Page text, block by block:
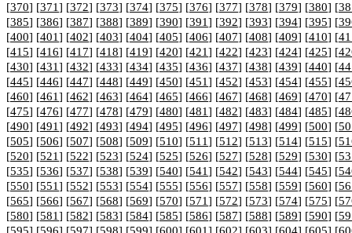
[370] [371] [372] [373] [374] [375] [376] [377] [378] [379] [380] [
[385] [386] [387] [388] [389] [390] [391] [392] [393] [394] [395] [
[400] [401] [402] [403] [404] [405] [406] [407] [408] [409] [410] [
[415] [416] [417] [418] [419] [420] [421] [422] [423] [424] [425] [
[430] [431] [432] [433] [434] [435] [436] [437] [438] [439] [440] [
[445] [446] [447] [448] [449] [450] [451] [452] [453] [454] [455] [
[460] [461] [462] [463] [464] [465] [466] [467] [468] [469] [470] [
[475] [476] [477] [478] [479] [480] [481] [482] [483] [484] [485] [
[490] [491] [492] [493] [494] [495] [496] [497] [498] [499] [500] [
[505] [506] [507] [508] [509] [510] [511] [512] [513] [514] [515] [
[520] [521] [522] [523] [524] [525] [526] [527] [528] [529] [530] [
[535] [536] [537] [538] [539] [540] [541] [542] [543] [544] [545] [
[550] [551] [552] [553] [554] [555] [556] [557] [558] [559] [560] [
[565] [566] [567] [568] [569] [570] [571] [572] [573] [574] [575] [
[580] [581] [582] [583] [584] [585] [586] [587] [588] [589] [590] [